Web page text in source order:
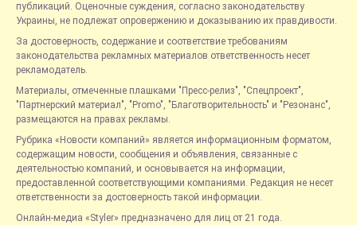
публикаций. Оценочные суждения, согласно законодательству
Украины, не подлежат опровержению и доказыванию их правдивости.
За достоверность, содержание и соответствие требованиям
законодательства рекламных материалов ответственность несет
рекламодатель.
Материалы, отмеченные плашками "Пресс-релиз", "Спецпроект",
"Партнерский материал", "Promo", "Благотворительность" и "Резонанс",
размещаются на правах рекламы.
Рубрика «Новости компаний» является информационным форматом,
содержащим новости, сообщения и объявления, связанные с
деятельностью компаний, и основывается на информации,
предоставленной соответствующими компаниями. Редакция не несет
ответственности за достоверность такой информации.
Онлайн-медиа «Styler» предназначено для лиц от 21 года.